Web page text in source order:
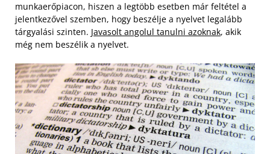
munkaerőpiacon, hiszen a legtöbb esetben már feltétel a
jelentkezővel szemben, hogy beszélje a nyelvet legalább
tárgyalási szinten. Javasolt angolul tanulni azoknak, akik
még nem beszélik a nyelvet.